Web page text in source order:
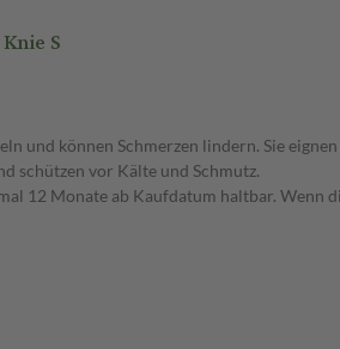
S
und können Schmerzen lindern. Sie
schützen vor Kälte und Schmutz.
12 Monate ab Kaufdatum haltbar. Wenn